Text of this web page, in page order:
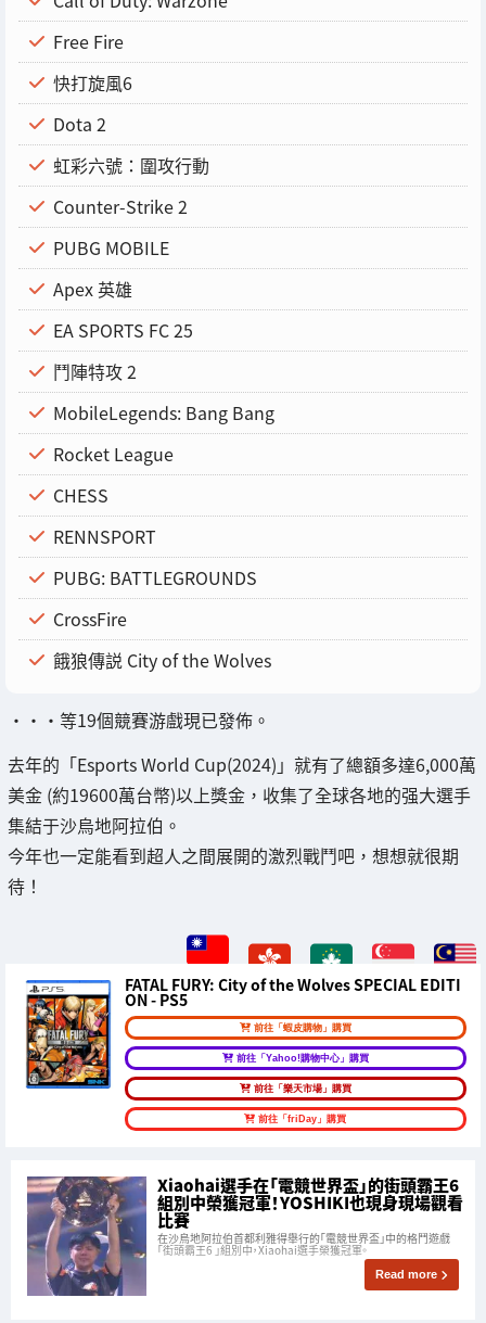
Free Fire
快打旋風6
Dota 2
虹彩六號：圍攻行動
Counter-Strike 2
PUBG MOBILE
Apex 英雄
EA SPORTS FC 25
鬥陣特攻 2
MobileLegends: Bang Bang
Rocket League
CHESS
RENNSPORT
PUBG: BATTLEGROUNDS
CrossFire
餓狼傳説 City of the Wolves
・・・等19個競賽游戲現已發佈。
去年的「Esports World Cup(2024)」就有了總額多達6,000萬
美金 (約19600萬台幣)以上獎金，收集了全球各地的强大選手
集結于沙烏地阿拉伯。
今年也一定能看到超人之間展開的激烈戰鬥吧，想想就很期
待！
FATAL FURY: City of the Wolves SPECIAL EDITI
ON - PS5
前往「蝦皮購物」購買
前往「Yahoo!購物中心」購買
前往「樂天市場」購買
前往「friDay」購買
Xiaohai選手在「電競世界盃」的街頭霸王6
組別中榮獲冠軍！YOSHIKI也現身現場觀看
比賽
在沙烏地阿拉伯首都利雅得舉行的「電競世界盃」中的格鬥遊戲
「街頭霸王6 」組別中，Xiaohai選手榮獲冠軍。
Read more